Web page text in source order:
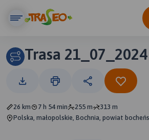
Trasa
26 km 7 h 54 min 255 m
313 m
Polska, małopolskie, Bochnia, powiat